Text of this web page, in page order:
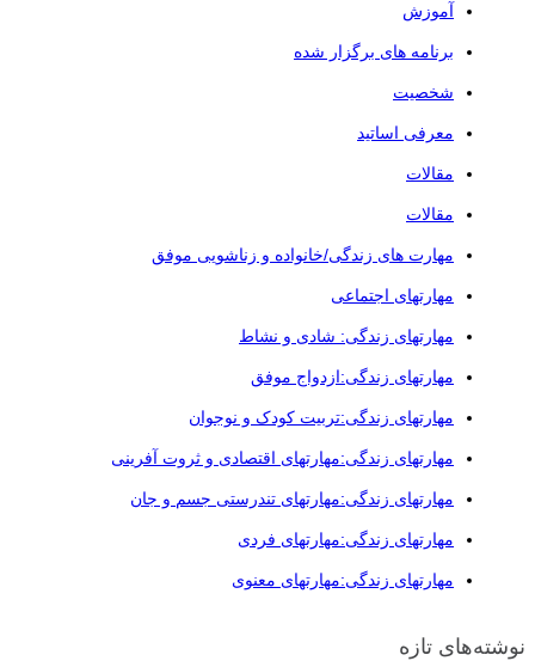
آموزش
برنامه های برگزار شده
شخصیت
معرفی اساتید
مقالات
مقالات
مهارت های زندگی/خانواده و زناشویی موفق
مهارتهای اجتماعی
مهارتهای زندگی: شادی و نشاط
مهارتهای زندگی:ازدواج موفق
مهارتهای زندگی:تربیت کودک و نوجوان
مهارتهای زندگی:مهارتهای اقتصادی و ثروت آفرینی
مهارتهای زندگی:مهارتهای تندرستی جسم و جان
مهارتهای زندگی:مهارتهای فردی
مهارتهای زندگی:مهارتهای معنوی
نوشته‌های تازه